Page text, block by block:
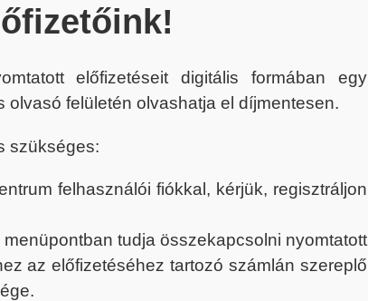
előfizetéseit digitális formában egy
olvasó felületén olvashatja el díjmentesen.
szükséges:
felhasználói fiókkal, kérjük, regisztráljon
tudja összekapcsolni nyomtatott
az előfizetéséhez tartozó számlán szereplő